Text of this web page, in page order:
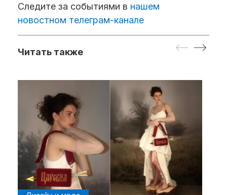
Следите за событиями в нашем
новостном телеграм-канале
Читать также